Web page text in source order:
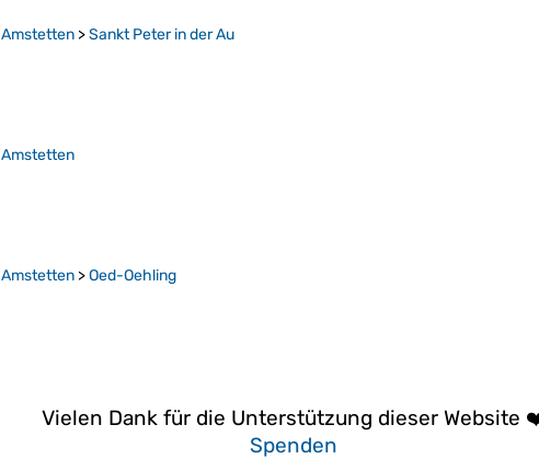
Amstetten >Sankt Peter in der Au
Amstetten
Amstetten >Oed-Oehling
Vielen Dank für die Unterstützung dieser Website
Spenden